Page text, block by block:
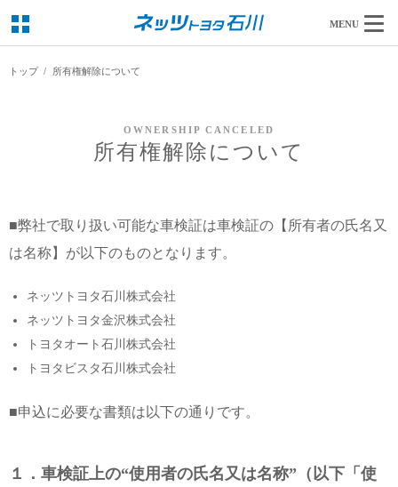
MENU
トップ 所有権解除について
OWNERSHIP CANCELED
所有権解除について
■弊社で取り扱い可能な車検証は車検証の【所有者の氏名又
は名称】が以下のものとなります。
ネッツトヨタ石川株式会社
ネッツトヨタ金沢株式会社
トヨタオート石川株式会社
トヨタビスタ石川株式会社
■申込に必要な書類は以下の通りです。
１．車検証上の“使用者の氏名又は名称”（以下「使